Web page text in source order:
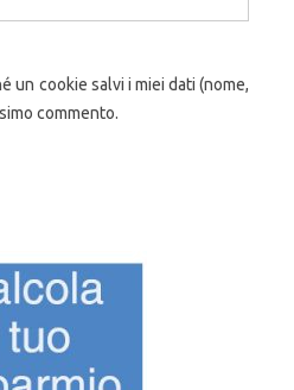
un cookie salvi i miei dati (nome,
commento.